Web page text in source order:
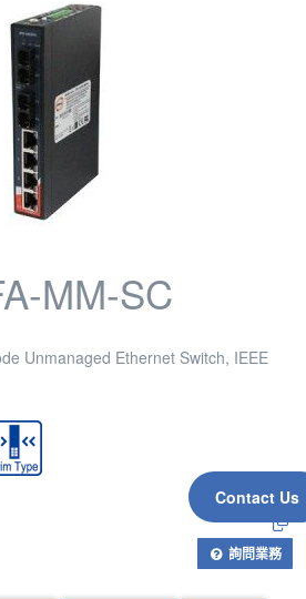
Contact Us
MM-SC
Unmanaged Ethernet Switch, IEEE
詢問業務